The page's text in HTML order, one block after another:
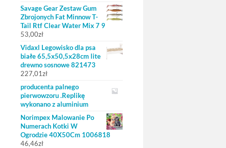
Savage Gear Zestaw Gum
Zbrojonych Fat Minnow T-
Tail Rtf Clear Water Mix 7 9
53,00zł
Vidaxl Legowisko dla psa
białe 65,5x50,5x28cm lite
drewno sosnowe 821473
227,01zł
producenta palnego
pierwowzoru .Replikę
wykonano z aluminium
Norimpex Malowanie Po
Numerach Kotki W
Ogrodzie 40X50Cm 1006818
46,46zł